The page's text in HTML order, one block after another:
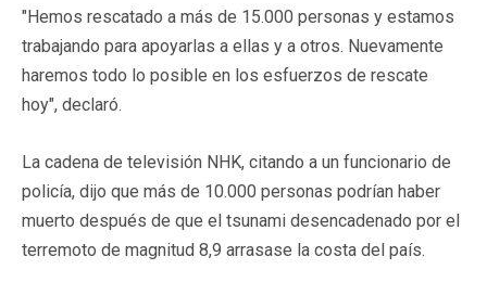
"Hemos rescatado a más de 15.000 personas y estamos
trabajando para apoyarlas a ellas y a otros. Nuevamente
haremos todo lo posible en los esfuerzos de rescate
hoy", declaró.
La cadena de televisión NHK, citando a un funcionario de
policía, dijo que más de 10.000 personas podrían haber
muerto después de que el tsunami desencadenado por el
terremoto de magnitud 8,9 arrasase la costa del país.